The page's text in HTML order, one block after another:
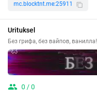
mc.blocktnt.me:25911
Urituksel
Без грифа, без вайпов, ванилла!
0 / 0